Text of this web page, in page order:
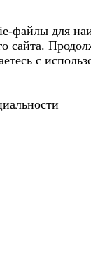
файлы для
сайта.
с